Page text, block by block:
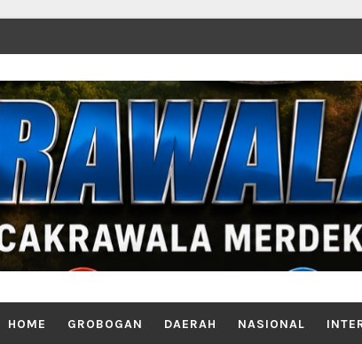
Segenap
HOME GROBOGAN DAERAH NASIONAL